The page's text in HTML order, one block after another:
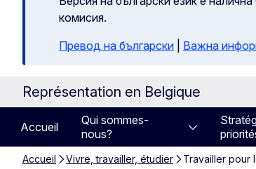
комисия.
Превод на български
Важна
Représentation en Belgique
Accueil
Qui sommes-
nous?
Accueil Vivre, travailler, étudier Travailler pour